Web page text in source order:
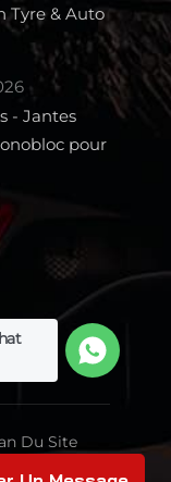
Tyre & Auto
–
- Jantes
pour
Du Site